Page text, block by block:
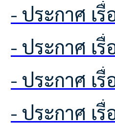
- ประกาศ
- ประกาศ
- ประกาศ
- ประกาศ